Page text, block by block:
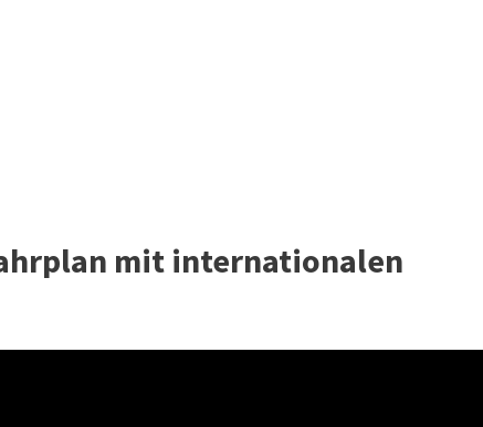
mit internationalen